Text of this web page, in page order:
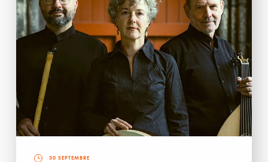
30 SEPTEMBRE